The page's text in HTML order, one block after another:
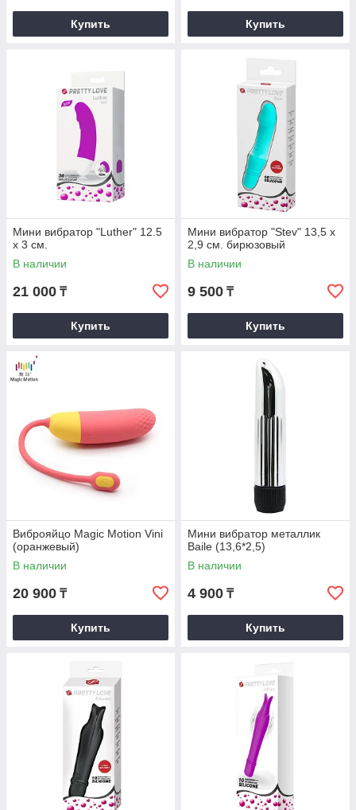
Купить Купить
Мини вибратор "Luther" 12.5
x 3 см.
В наличии
21 000 ₸
Купить
Мини вибратор "Stev" 13,5 x
2,9 см. бирюзовый
В наличии
9 500 ₸
Купить
Виброяйцо Magic Motion Vini
(оранжевый)
В наличии
20 900 ₸
Купить
Мини вибратор металлик
Baile (13,6*2,5)
В наличии
4 900 ₸
Купить